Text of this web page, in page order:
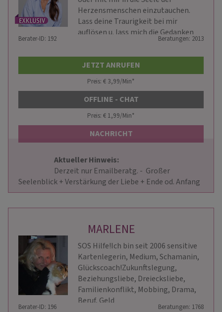
Herzensmenschen einzutauchen.
Lass deine Traurigkeit bei mir
auflösen u. lass mich die Gedanken
Berater-ID: 192 Beratungen: 2013
JETZT ANRUFEN
Preis: € 3,99/Min*
OFFLINE - CHAT
Preis: € 1,99/Min*
NACHRICHT
Aktueller Hinweis:
MARLENE
SOS Hilfe!Ich bin seit 2006 sensitive
Kartenlegerin, Medium, Schamanin,
Glückscoach!Zukunftslegung,
Beziehungsliebe, Dreiecksliebe,
Familienkonflikt, Mobbing, Drama,
Beruf, Geld
Berater-ID: 196 Beratungen: 1768